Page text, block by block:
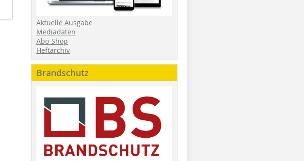
Aktuelle Ausgabe
Mediadaten
Abo-Shop
Heftarchiv
Brandschutz